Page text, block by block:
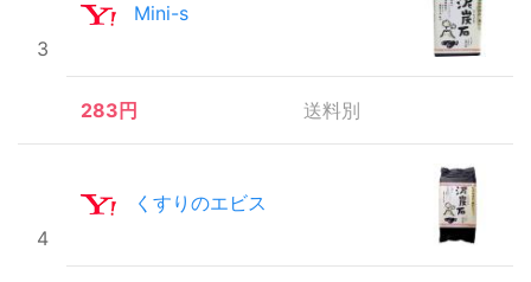
3
Mini-s
283円 送料別
4
くすりのエビス